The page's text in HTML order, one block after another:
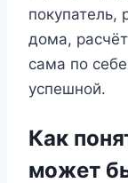
покупатель,
дома,
сама по
успешной.
Как
может